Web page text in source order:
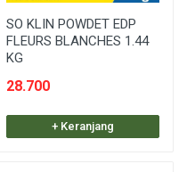
SO KLIN POWDET EDP
FLEURS BLANCHES 1.44
KG
28.700
+ Keranjang